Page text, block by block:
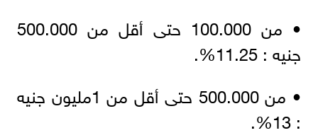
• من 100.000 حتى أقل من 500.000
جنيه : 11.25%.
• من 500.000 حتى أقل من 1مليون جنيه
: 13%.